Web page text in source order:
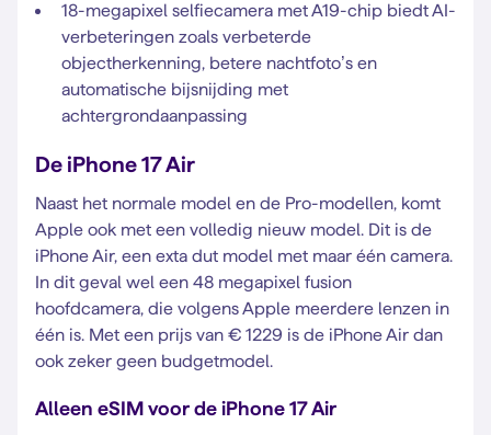
18-megapixel selfiecamera met A19-chip biedt AI-
verbeteringen zoals verbeterde
objectherkenning, betere nachtfoto’s en
automatische bijsnijding met
achtergrondaanpassing
De iPhone 17 Air
Naast het normale model en de Pro-modellen, komt
Apple ook met een volledig nieuw model. Dit is de
iPhone Air, een exta dut model met maar één camera.
In dit geval wel een 48 megapixel fusion
hoofdcamera, die volgens Apple meerdere lenzen in
één is. Met een prijs van € 1229 is de iPhone Air dan
ook zeker geen budgetmodel.
Alleen eSIM voor de iPhone 17 Air